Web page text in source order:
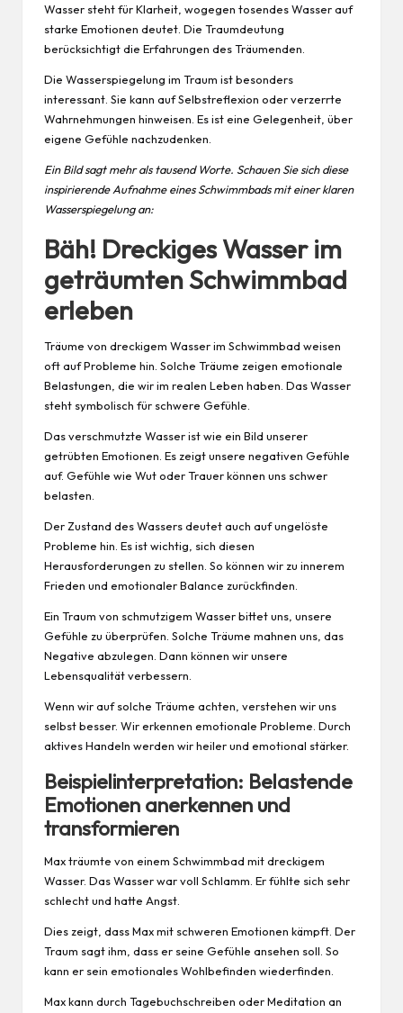
Wasser steht für Klarheit, wogegen tosendes Wasser auf
starke Emotionen deutet. Die Traumdeutung
berücksichtigt die Erfahrungen des Träumenden.
Die Wasserspiegelung im Traum ist besonders
interessant. Sie kann auf Selbstreflexion oder verzerrte
Wahrnehmungen hinweisen. Es ist eine Gelegenheit, über
eigene Gefühle nachzudenken.
Ein Bild sagt mehr als tausend Worte. Schauen Sie sich diese
inspirierende Aufnahme eines Schwimmbads mit einer klaren
Wasserspiegelung an:
Bäh! Dreckiges Wasser im
geträumten Schwimmbad
erleben
Träume von dreckigem Wasser im Schwimmbad weisen
oft auf Probleme hin. Solche Träume zeigen emotionale
Belastungen, die wir im realen Leben haben. Das Wasser
steht symbolisch für schwere Gefühle.
Das verschmutzte Wasser ist wie ein Bild unserer
getrübten Emotionen. Es zeigt unsere negativen Gefühle
auf. Gefühle wie Wut oder Trauer können uns schwer
belasten.
Der Zustand des Wassers deutet auch auf ungelöste
Probleme hin. Es ist wichtig, sich diesen
Herausforderungen zu stellen. So können wir zu innerem
Frieden und emotionaler Balance zurückfinden.
Ein Traum von schmutzigem Wasser bittet uns, unsere
Gefühle zu überprüfen. Solche Träume mahnen uns, das
Negative abzulegen. Dann können wir unsere
Lebensqualität verbessern.
Wenn wir auf solche Träume achten, verstehen wir uns
selbst besser. Wir erkennen emotionale Probleme. Durch
aktives Handeln werden wir heiler und emotional stärker.
Beispielinterpretation: Belastende
Emotionen anerkennen und
transformieren
Max träumte von einem Schwimmbad mit dreckigem
Wasser. Das Wasser war voll Schlamm. Er fühlte sich sehr
schlecht und hatte Angst.
Dies zeigt, dass Max mit schweren Emotionen kämpft. Der
Traum sagt ihm, dass er seine Gefühle ansehen soll. So
kann er sein emotionales Wohlbefinden wiederfinden.
Max kann durch Tagebuchschreiben oder Meditation an